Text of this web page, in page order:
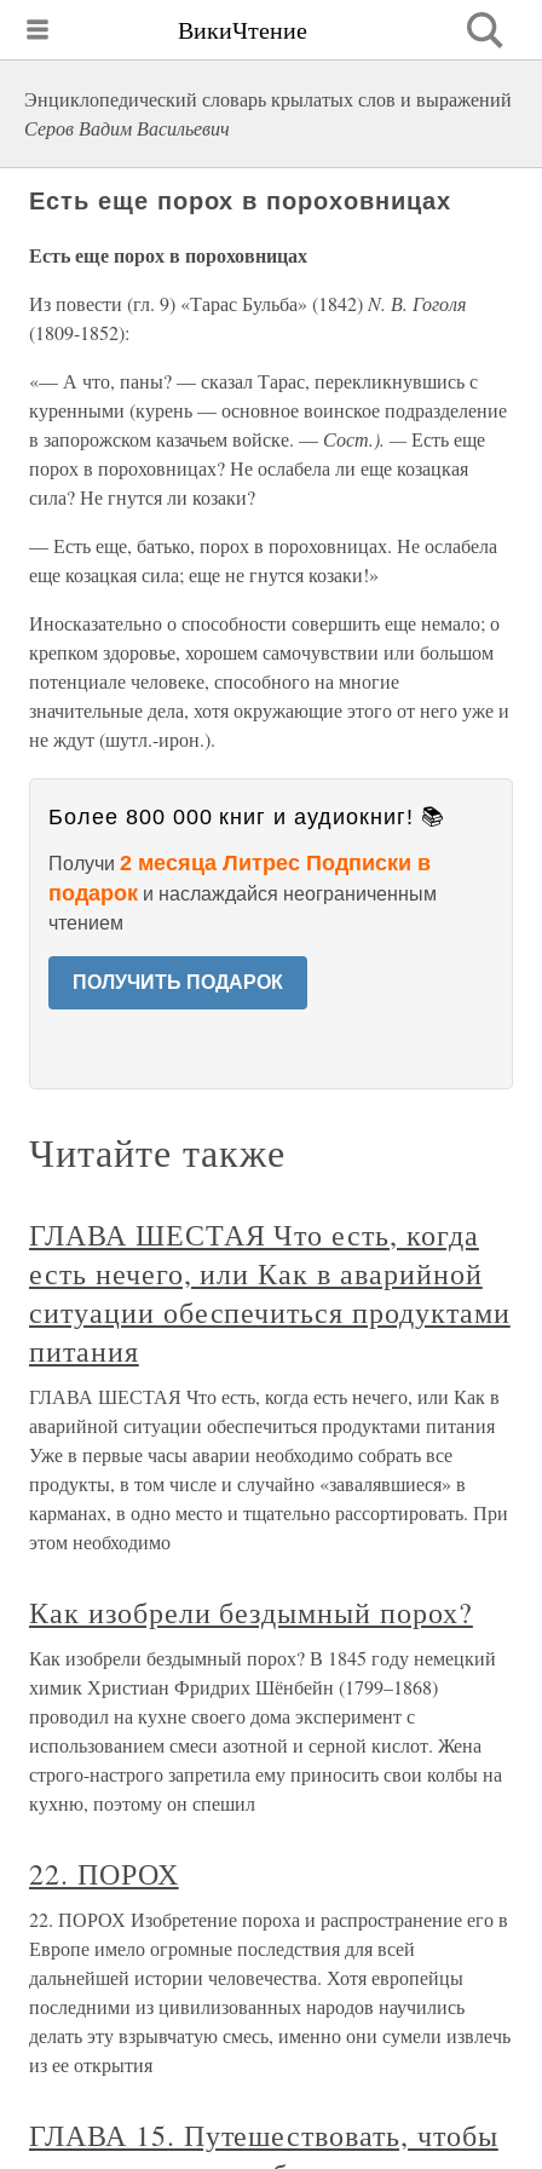
ВикиЧтение
Энциклопедический словарь крылатых слов и выражений
Серов Вадим Васильевич
Есть еще порох в пороховницах
Есть еще порох в пороховницах
Из повести (гл. 9) «Тарас Бульба» (1842) N. В. Гоголя
(1809-1852):
«— А что, паны? — сказал Тарас, перекликнувшись с
куренными (курень — основное воинское подразделение
в запорожском казачьем войске. — Сост.). —Есть еще
порох в пороховницах? Не ослабела ли еще козацкая
сила? Не гнутся ли козаки?
— Есть еще, батько, порох в пороховницах. Не ослабела
еще козацкая сила; еще не гнутся козаки!»
Иносказательно о способности совершить еще немало; о
крепком здоровье, хорошем самочувствии или большом
потенциале человеке, способного на многие
значительные дела, хотя окружающие этого от него уже и
не ждут (шутл.-ирон.).
Более 800 000 книг и аудиокниг! 📚
Получи 2 месяца Литрес Подписки в
подарок и наслаждайся неограниченным
чтением
ПОЛУЧИТЬ ПОДАРОК
Читайте также
ГЛАВА ШЕСТАЯ Что есть, когда
есть нечего, или Как в аварийной
ситуации обеспечиться продуктами
питания
ГЛАВА ШЕСТАЯ Что есть, когда есть нечего, или Как в
аварийной ситуации обеспечиться продуктами питания
Уже в первые часы аварии необходимо собрать все
продукты, в том числе и случайно «завалявшиеся» в
карманах, в одно место и тщательно рассортировать. При
этом необходимо
Как изобрели бездымный порох?
Как изобрели бездымный порох? В 1845 году немецкий
химик Христиан Фридрих Шёнбейн (1799–1868)
проводил на кухне своего дома эксперимент с
использованием смеси азотной и серной кислот. Жена
строго-настрого запретила ему приносить свои колбы на
кухню, поэтому он спешил
22. ПОРОХ
22. ПОРОХ Изобретение пороха и распространение его в
Европе имело огромные последствия для всей
дальнейшей истории человечества. Хотя европейцы
последними из цивилизованных народов научились
делать эту взрывчатую смесь, именно они сумели извлечь
из ее открытия
ГЛАВА 15. Путешествовать, чтобы